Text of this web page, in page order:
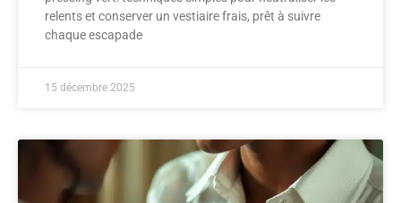
relents et conserver un vestiaire frais, prêt à suivre
chaque escapade
15 décembre 2025